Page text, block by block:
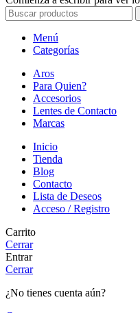
Menú
Categorías
Aros
Para Quien?
Accesorios
Lentes de Contacto
Marcas
Inicio
Tienda
Blog
Contacto
Lista de Deseos
Acceso / Registro
Carrito
Cerrar
Entrar
Cerrar
¿No tienes cuenta aún?